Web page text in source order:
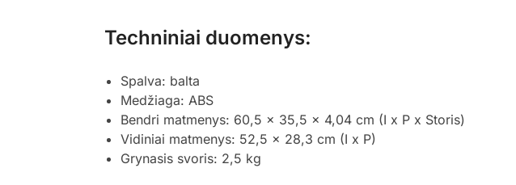
Techniniai duomenys:
Spalva: balta
Medžiaga: ABS
Bendri matmenys: 60,5 x 35,5 x 4,04 cm (I x P x Storis)
Vidiniai matmenys: 52,5 x 28,3 cm (I x P)
Grynasis svoris: 2,5 kg